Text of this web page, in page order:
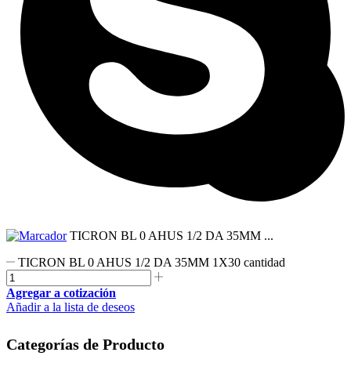
TICRON BL 0 AHUS 1/2 DA 35MM ...
TICRON BL 0 AHUS 1/2 DA 35MM 1X30 cantidad
Agregar a cotización
Añadir a la lista de deseos
Categorías de Producto